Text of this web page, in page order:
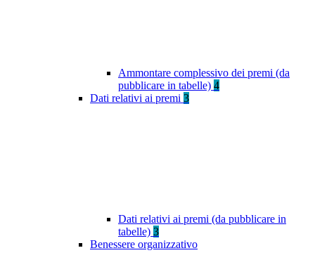
Ammontare complessivo dei premi (da
pubblicare in tabelle) 4
Dati relativi ai premi 3
Dati relativi ai premi (da pubblicare in
tabelle) 3
Benessere organizzativo